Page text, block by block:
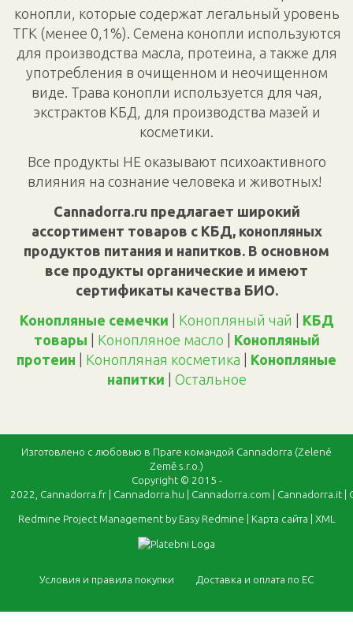
конопли, которые содержат легальный уровень
ТГК (менее 0,1%). Семена конопли используются
для производства масла, протеина, а также для
употребления в очищенном и неочищенном
виде. Трава конопли используется для чая,
экстрактов КБД, для производства мазей и
косметики.
Все продукты НЕ оказывают психоактивного
влияния на сознание человека и животных!
Cannadorra.ru предлагает широкий
ассортимент товаров с КБД, конопляных
продуктов питания и напитков. В основном
все продукты органические и имеют
сертификаты качества БИО.
Конопляные семечки
Конопляный чай
КБД
товары
Конопляное масло
Конопляный
протеин
Конопляная косметика
Конопляные
напитки
Oстальное
Изготовлено с любовью в Праге командой Cannadorra (Zelené
Země s.r.o.)
Copyright © 2015 -
2022, Cannadorra.fr Cannadorra.hu Cannadorra.com Cannadorra.it
Redmine Project Management by Easy Redmine
Карта сайта XML
Условия и правила покупки Доставка и оплата по ЕС